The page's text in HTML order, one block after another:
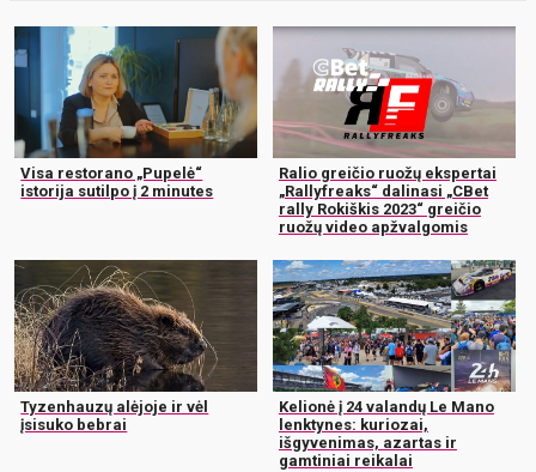
Visa restorano „Pupelė“
istorija sutilpo į 2 minutes
Ralio greičio ruožų ekspertai
„Rallyfreaks“ dalinasi „CBet
rally Rokiškis 2023“ greičio
ruožų video apžvalgomis
Tyzenhauzų alėjoje ir vėl
įsisuko bebrai
Kelionė į 24 valandų Le Mano
lenktynes: kuriozai,
išgyvenimas, azartas ir
gamtiniai reikalai